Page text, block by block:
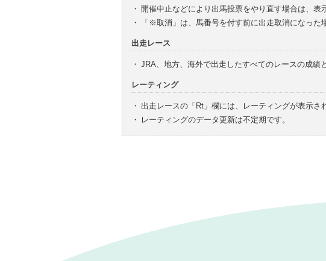
・ 開催中止などにより出馬投票をやり直す場合は、表
・
「※取消」は、馬番号を付す前に出走取消になった
出走レース
・ JRA、地方、海外で出走したすべてのレースの成績
レーティング
・ 出走レースの「Rt」欄には、レーティングが表示さ
・
レーティングのデータ更新は不定期です。